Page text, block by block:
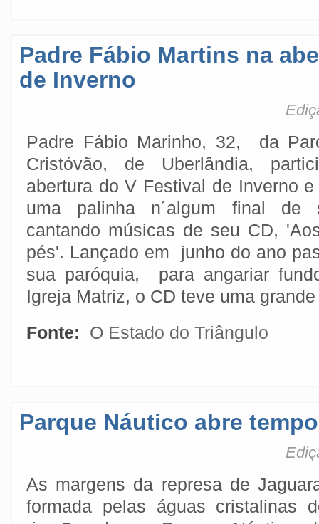
Padre Fábio Martins na
de Inverno
Padre Fábio Marinho, 32, da
Cristóvão, de Uberlândia,
abertura do V Festival de Inverno e
uma palinha n´algum final de
cantando músicas de seu CD,
pés'. Lançado em junho do ano
sua paróquia, para angariar
Igreja Matriz, o CD teve uma
Fonte:
O Estado do Triângulo
Parque Náutico abre
As margens da represa de
formada pelas águas cristalinas